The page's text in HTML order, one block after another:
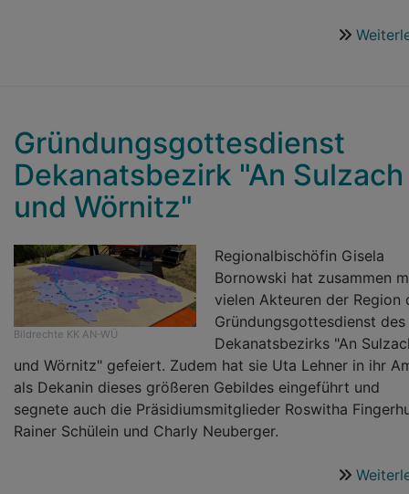
Gründungsgottesdienst
Dekanatsbezirk "An Sulzach
und Wörnitz"
Bildrechte KK AN-WÜ
Regionalbischöfin Gisela
Bornowski hat zusammen
vielen Akteuren der Region
Gründungsgottesdienst des
Dekanatsbezirks "An
und Wörnitz" gefeiert. Zudem hat sie Uta Lehner in ihr
als Dekanin dieses größeren Gebildes eingeführt und
segnete auch die Präsidiumsmitglieder Roswitha
Rainer Schülein und Charly Neuberger.